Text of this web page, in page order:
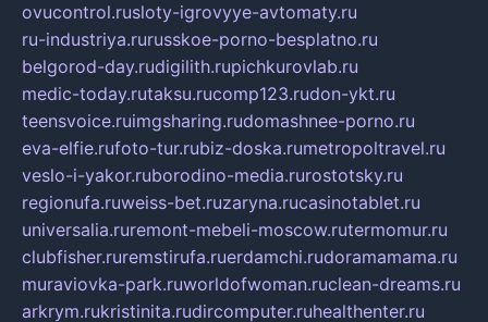
ovucontrol.rusloty-igrovyye-avtomaty.ru
ru-industriya.rurusskoe-porno-besplatno.ru
belgorod-day.rudigilith.rupichkurovlab.ru
medic-today.rutaksu.rucomp123.rudon-ykt.ru
teensvoice.ruimgsharing.rudomashnee-porno.ru
eva-elfie.rufoto-tur.rubiz-doska.rumetropoltravel.ru
veslo-i-yakor.ruborodino-media.rurostotsky.ru
regionufa.ruweiss-bet.ruzaryna.rucasinotablet.ru
universalia.ruremont-mebeli-moscow.rutermomur.ru
clubfisher.ruremstirufa.ruerdamchi.rudoramamama.ru
muraviovka-park.ruworldofwoman.ruclean-dreams.ru
arkrym.rukristinita.rudircomputer.ruhealthenter.ru